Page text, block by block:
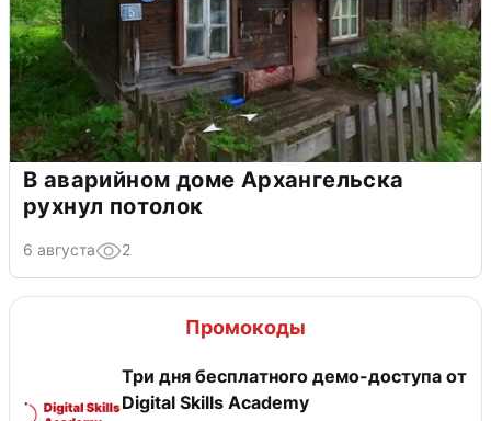
В аварийном доме Архангельска
рухнул потолок
6 августа 2
Промокоды
Три дня бесплатного демо-доступа от
Digital Skills Academy